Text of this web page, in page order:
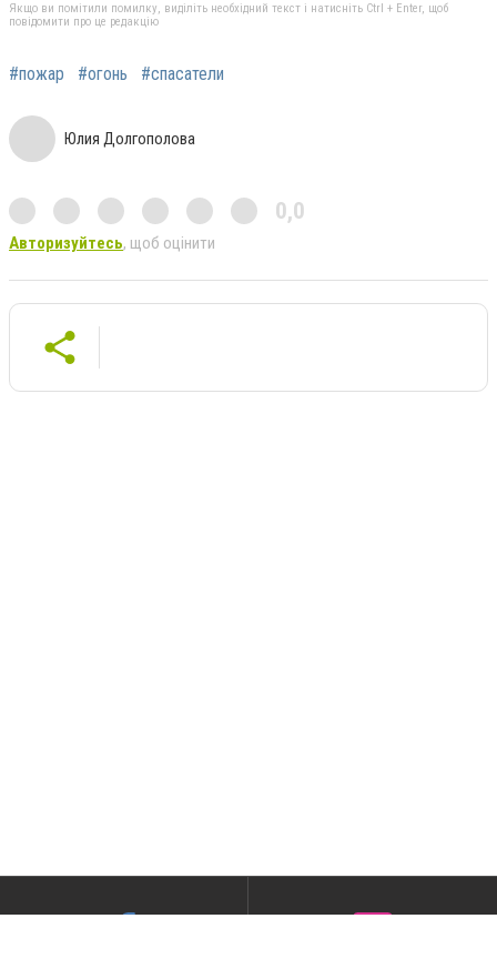
Якщо ви помітили помилку, виділіть необхідний текст і натисніть Ctrl + Enter, щоб
повідомити про це редакцію
#пожар #огонь #спасатели
Юлия Долгополова
0,0
Авторизуйтесь, щоб оцінити